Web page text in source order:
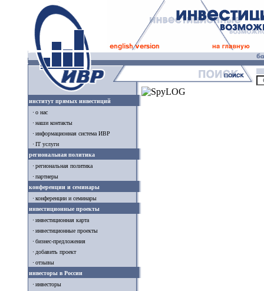
институт прямых инвестиций
о нас
наши контакты
информационная система ИВР
IT услуги
региональная политика
региональная политика
партнеры
конференции и семинары
конференции и семинары
инвестиционные проекты
инвестиционная карта
инвестиционные проекты
бизнес-предложения
добавить проект
отзывы
инвесторы в России
инвесторы